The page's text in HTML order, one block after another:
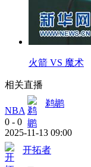
火箭 VS 魔术
相关直播
NBA
鹈鹕
0 - 0
2025-11-13 09:00
开拓者